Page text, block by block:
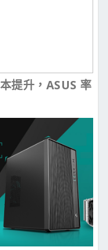
提升，ASUS 率